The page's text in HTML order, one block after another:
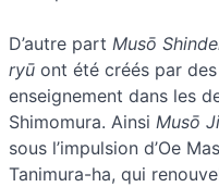
D’autre part Musō
ryū ont été créés par
enseignement dans les
Shimomura. Ainsi Musō
sous l’impulsion d’Oe
Tanimura-ha, qui